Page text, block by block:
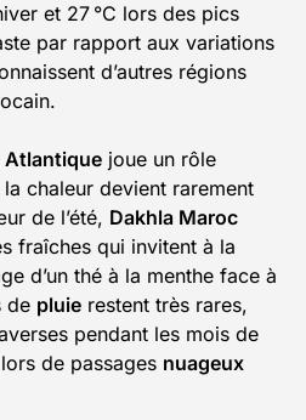
et 27 °C lors des pics
par rapport aux variations
d’autres régions
Atlantique joue un rôle
chaleur devient rarement
de l’été, Dakhla Maroc
fraîches qui invitent à la
d’un thé à la menthe face à
de pluie restent très rares,
pendant les mois de
de passages nuageux